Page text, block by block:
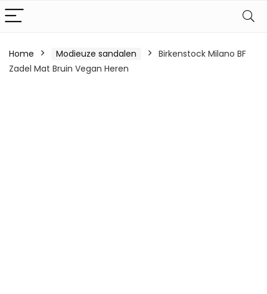
Home Modieuze sandalen
Birkenstock Milano BF
Zadel Mat Bruin Vegan Heren